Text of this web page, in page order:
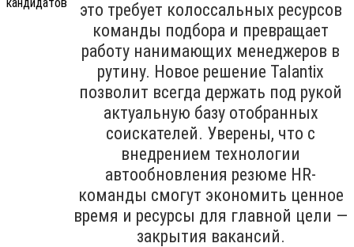
это требует колоссальных ресурсов
команды подбора и превращает
работу нанимающих менеджеров в
рутину. Новое решение Talantix
позволит всегда держать под рукой
актуальную базу отобранных
соискателей. Уверены, что с
внедрением технологии
автообновления резюме HR-
команды смогут экономить ценное
время и ресурсы для главной цели —
закрытия вакансий.